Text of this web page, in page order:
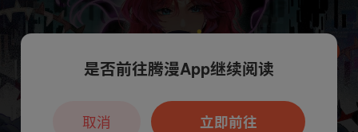
本章节仅支持App阅读，可打开App新用
户7天免费看
是否前往腾漫App继续阅读
立即前往
取消